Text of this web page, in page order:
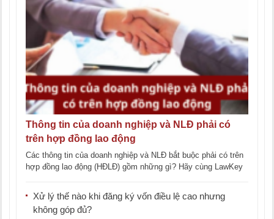
Thông tin của doanh nghiệp và NLĐ phải có
trên hợp đồng lao động
Các thông tin của doanh nghiệp và NLĐ bắt buộc phải có trên
hợp đồng lao động (HĐLĐ) gồm những gì? Hãy cùng LawKey
Xử lý thế nào khi đăng ký vốn điều lệ cao nhưng
không góp đủ?